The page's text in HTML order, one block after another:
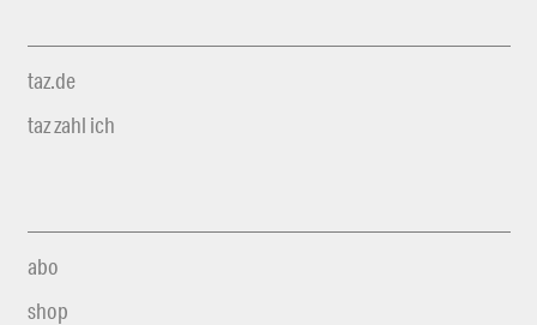
taz.de
taz zahl ich
abo
shop